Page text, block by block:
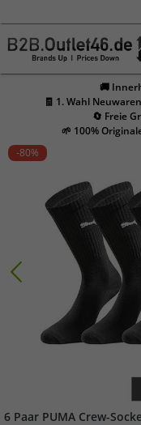
🚚
🧾 1. Wahl
🔄 Freie
🌱 100%
-80%
6 Paar PUMA Crew-